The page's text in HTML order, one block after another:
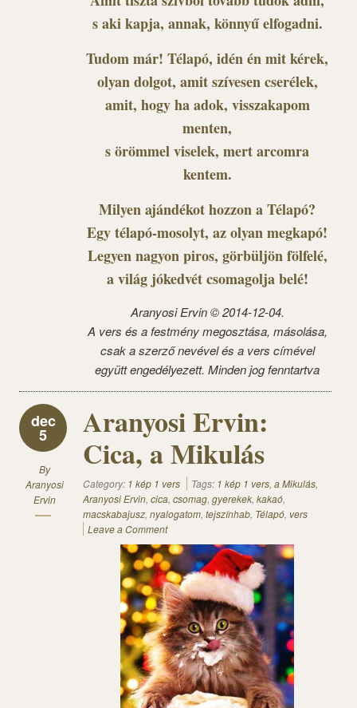
s aki kapja, annak, könnyű elfogadni.
Tudom már! Télapó, idén én mit kérek,
olyan dolgot, amit szívesen cserélek,
amit, hogy ha adok, visszakapom
menten,
s örömmel viselek, mert arcomra
kentem.
Milyen ajándékot hozzon a Télapó?
Egy télapó-mosolyt, az olyan megkapó!
Legyen nagyon piros, görbüljön fölfelé,
a világ jókedvét csomagolja belé!
Aranyosi Ervin © 2014-12-04.
A vers és a festmény megosztása, másolása,
csak a szerző nevével és a vers címével
együtt engedélyezett. Minden jog fenntartva
dec
5
By
Aranyosi
Ervin
Aranyosi Ervin:
Cica, a Mikulás
Category: 1 kép 1 vers Tags: 1 kép 1 vers, a Mikulás,
Aranyosi Ervin, cica, csomag, gyerekek, kakaó,
macskabajusz, nyalogatom, tejszínhab, Télapó, vers
Leave a Comment